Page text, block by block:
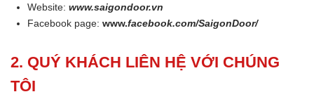
Website:www.saigondoor.vn
Facebook page:www.facebook.com/SaigonDoor/
2. QUÝ KHÁCH LIÊN HỆ VỚI CHÚNG
TÔI